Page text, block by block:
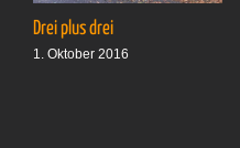
Drei plus drei
1. Oktober 2016